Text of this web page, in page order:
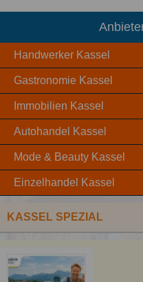
Handwerker Kassel
Gastronomie Kassel
Immobilien Kassel
Autohandel Kassel
Mode & Beauty Kassel
Einzelhandel Kassel
KASSEL SPEZIAL